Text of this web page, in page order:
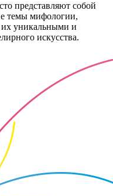
представляют собой
темы мифологии,
их уникальными и
искусства.